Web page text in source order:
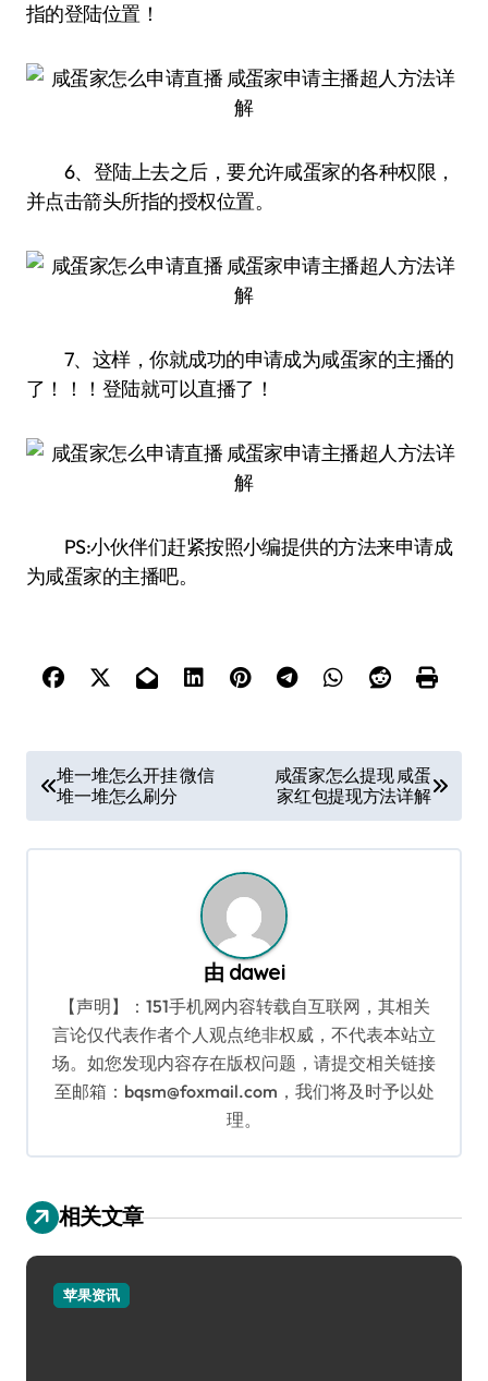
指的登陆位置！
6、登陆上去之后，要允许咸蛋家的各种权限，
并点击箭头所指的授权位置。
7、这样，你就成功的申请成为咸蛋家的主播的
了！！！登陆就可以直播了！
PS:小伙伴们赶紧按照小编提供的方法来申请成
为咸蛋家的主播吧。
章
导
堆一堆怎么开挂 微信
堆一堆怎么刷分
咸蛋家怎么提现 咸蛋
家红包提现方法详解
由 dawei
【声明】：151手机网内容转载自互联网，其相关
言论仅代表作者个人观点绝非权威，不代表本站立
场。如您发现内容存在版权问题，请提交相关链接
至邮箱：bqsm@foxmail.com，我们将及时予以处
理。
相关文章
苹果资讯